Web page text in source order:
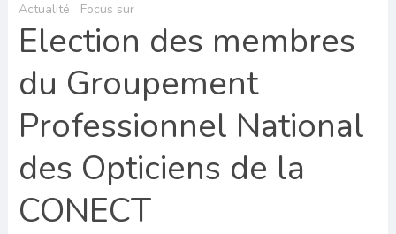
Actualité Focus sur
Election des membres
du Groupement
Professionnel National
des Opticiens de la
CONECT